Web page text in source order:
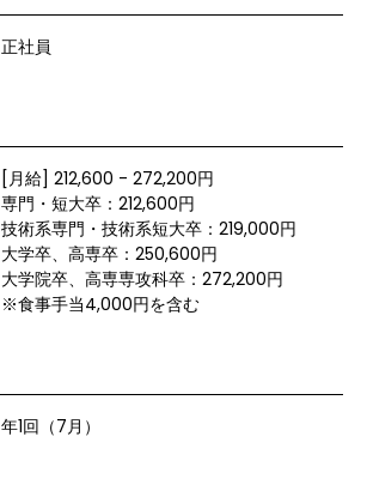
正社員
[月給] 212,600 - 272,200円
専門・短大卒：212,600円
技術系専門・技術系短大卒：219,000円
大学卒、高専卒：250,600円
大学院卒、高専専攻科卒：272,200円
※食事手当4,000円を含む
年1回（7月）